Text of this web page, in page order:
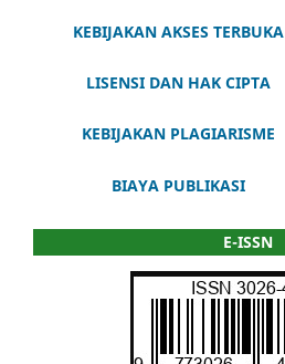
KEBIJAKAN AKSES TERBUKA
LISENSI DAN HAK CIPTA
KEBIJAKAN PLAGIARISME
BIAYA PUBLIKASI
E-ISSN